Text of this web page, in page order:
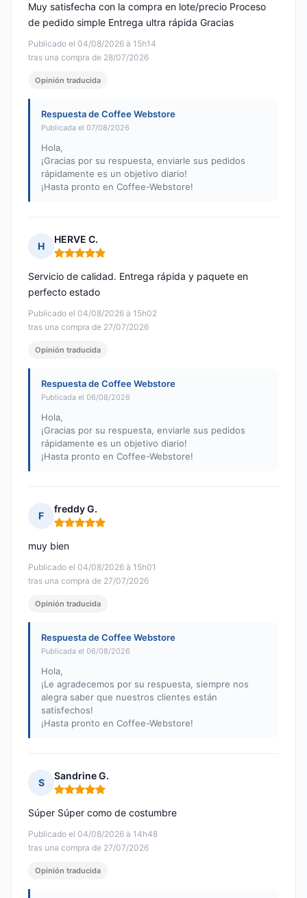
Publicado el 04/08/2026 à 15h14
tras una compra de 28/07/2026
Muy satisfecha con la compra en lote/precio Proceso
de pedido simple Entrega ultra rápida Gracias
Opinión traducida
Respuesta de Coffee Webstore
Publicada el 07/08/2026
Hola,
¡Gracias por su respuesta, enviarle sus pedidos
rápidamente es un objetivo diario!
¡Hasta pronto en Coffee-Webstore!
H
HERVE C.
Nota: 5 de 5
Publicado el 04/08/2026 à 15h02
tras una compra de 27/07/2026
Servicio de calidad. Entrega rápida y paquete en
perfecto estado
Opinión traducida
Respuesta de Coffee Webstore
Publicada el 06/08/2026
Hola,
¡Gracias por su respuesta, enviarle sus pedidos
rápidamente es un objetivo diario!
¡Hasta pronto en Coffee-Webstore!
F
freddy G.
Nota: 5 de 5
Publicado el 04/08/2026 à 15h01
tras una compra de 27/07/2026
muy bien
Opinión traducida
Respuesta de Coffee Webstore
Publicada el 06/08/2026
Hola,
¡Le agradecemos por su respuesta, siempre nos
alegra saber que nuestros clientes están
satisfechos!
¡Hasta pronto en Coffee-Webstore!
S
Sandrine G.
Nota: 5 de 5
Publicado el 04/08/2026 à 14h48
tras una compra de 27/07/2026
Súper Súper como de costumbre
Opinión traducida